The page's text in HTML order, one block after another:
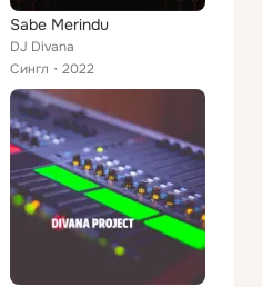
Sabe Merindu
DJ Divana
Сингл
2022